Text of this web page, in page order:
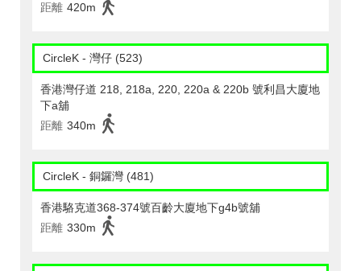
距離 420m
CircleK - 灣仔 (523)
香港灣仔道 218, 218a, 220, 220a & 220b 號利昌大廈地
下a舖
距離 340m
CircleK - 銅鑼灣 (481)
香港駱克道368-374號百齡大廈地下g4b號舖
距離 330m